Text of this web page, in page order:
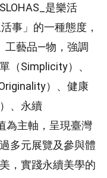
是樂活
事」的一種態度，
工藝品—物，強調
（Simplicity）、
）、健康
、永續
為主軸，呈現臺灣
多元展覽及參與體
，實踐永續美學的